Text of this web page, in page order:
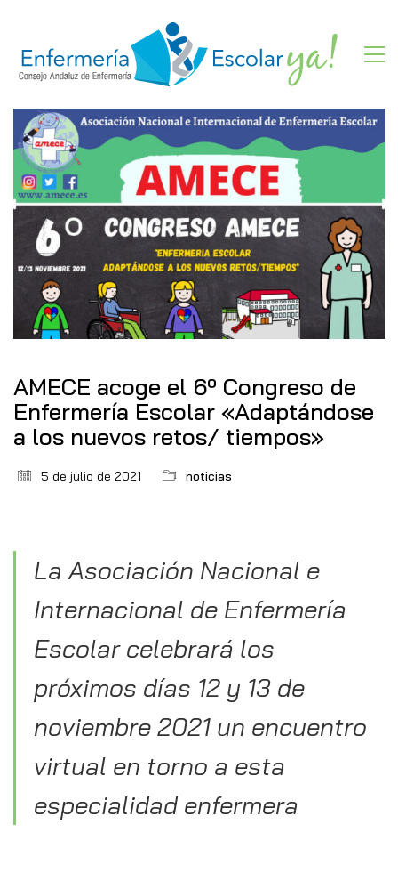
AMECE acoge el 6º Congreso de
Enfermería Escolar «Adaptándose
a los nuevos retos/ tiempos»
5 de julio de 2021 noticias
La Asociación Nacional e
Internacional de Enfermería
Escolar celebrará los
próximos días 12 y 13 de
noviembre 2021 un encuentro
virtual en torno a esta
especialidad enfermera